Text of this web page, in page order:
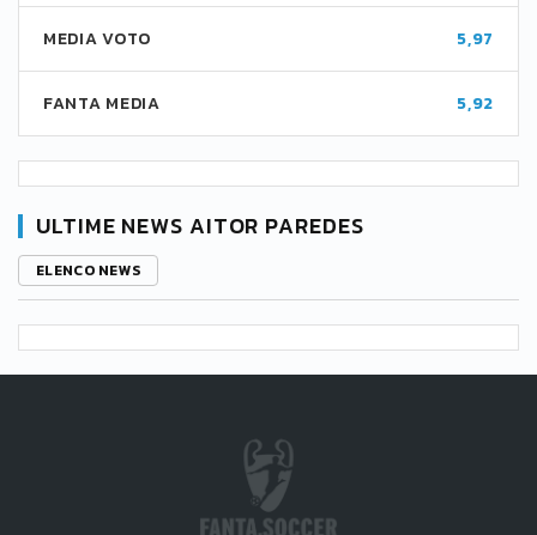
MEDIA VOTO 5,97
FANTA MEDIA 5,92
ULTIME NEWS AITOR PAREDES
ELENCO NEWS